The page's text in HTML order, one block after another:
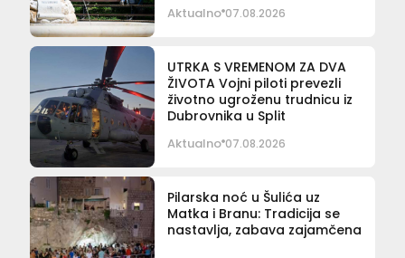
Aktualno 07.08.2026
UTRKA S VREMENOM ZA DVA
ŽIVOTA Vojni piloti prevezli
životno ugroženu trudnicu iz
Dubrovnika u Split
Aktualno 07.08.2026
Pilarska noć u Šulića uz
Matka i Branu: Tradicija se
nastavlja, zabava zajamčena